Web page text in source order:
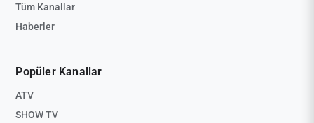
Tüm Kanallar
Haberler
Popüler Kanallar
ATV
SHOW TV